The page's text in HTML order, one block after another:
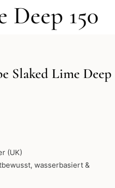
150
Slaked Lime Deep
(UK)
wasserbasiert &